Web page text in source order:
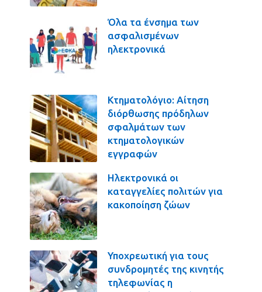
Όλα τα ένσημα των
ασφαλισμένων
ηλεκτρονικά
Κτηματολόγιο: Αίτηση
διόρθωσης πρόδηλων
σφαλμάτων των
κτηματολογικών
εγγραφών
Ηλεκτρονικά οι
καταγγελίες πολιτών για
κακοποίηση ζώων
Υποχρεωτική για τους
συνδρομητές της κινητής
τηλεφωνίας η